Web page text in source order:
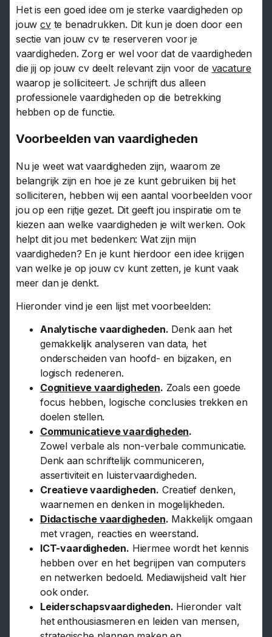
Het is een goed idee om je sterke vaardigheden op
jouwcvte benadrukken. Dit kun je doen door een
sectie van jouw cv te reserveren voor je
vaardigheden. Zorg er wel voor dat de vaardigheden
die jij op jouw cv deelt relevant zijn voor de vacature
waarop je solliciteert. Je schrijft dus alleen
professionele vaardigheden op die betrekking
hebben op de functie.
Voorbeelden van vaardigheden
Nu je weet wat vaardigheden zijn, waarom ze
belangrijk zijn en hoe je ze kunt gebruiken bij het
solliciteren, hebben wij een aantal voorbeelden voor
jou op een rijtje gezet. Dit geeft jou inspiratie om te
kiezen aan welke vaardigheden je wilt werken. Ook
helpt dit jou met bedenken: Wat zijn mijn
vaardigheden? En je kunt hierdoor een idee krijgen
van welke je op jouw cv kunt zetten, je kunt vaak
meer dan je denkt.
Hieronder vind je een lijst met voorbeelden:
Analytische vaardigheden. Denk aan het
gemakkelijk analyseren van data, het
onderscheiden van hoofd- en bijzaken, en
logisch redeneren.
Cognitieve vaardigheden. Zoals een goede
focus hebben, logische conclusies trekken en
doelen stellen.
Communicatieve vaardigheden.
Zowel verbale als non-verbale communicatie.
Denk aan schriftelijk communiceren,
assertiviteit en luistervaardigheden.
Creatieve vaardigheden. Creatief denken,
waarnemen en denken in mogelijkheden.
Didactische vaardigheden. Makkelijk omgaan
met vragen, reacties en weerstand.
ICT-vaardigheden. Hiermee wordt het kennis
hebben over en het begrijpen van computers
en netwerken bedoeld. Mediawijsheid valt hier
ook onder.
Leiderschapsvaardigheden. Hieronder valt
het enthousiasmeren en leiden van mensen,